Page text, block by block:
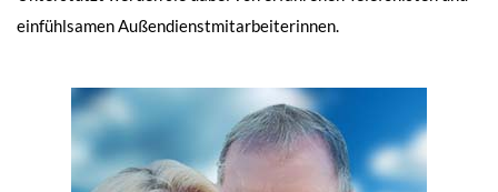
einfühlsamen Außendienstmitarbeiterinnen.